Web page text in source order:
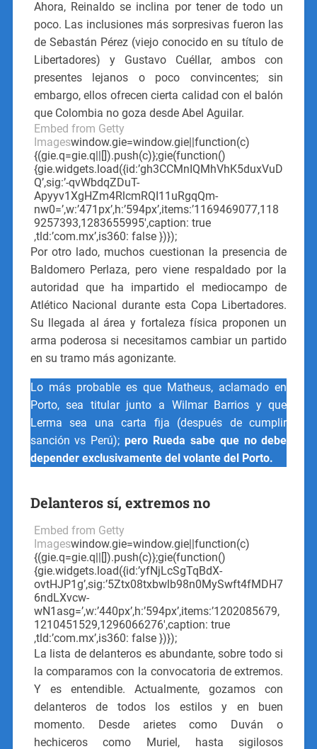
Ahora, Reinaldo se inclina por tener de todo un
poco. Las inclusiones más sorpresivas fueron las
de Sebastán Pérez (viejo conocido en su título de
Libertadores) y Gustavo Cuéllar, ambos con
presentes lejanos o poco convincentes; sin
embargo, ellos ofrecen cierta calidad con el balón
que Colombia no goza desde Abel Aguilar.
Embed from Getty
Imageswindow.gie=window.gie||function(c)
{(gie.q=gie.q||[]).push(c)};gie(function()
{gie.widgets.load({id:’gh3CCMnIQMhVhK5duxVuD
Q’,sig:’-qvWbdqZDuT-
Apyyv1XgHZm4RlcmRQI11uRgqQm-
nw0=’,w:’471px’,h:’594px’,items:’1169469077,118
9257393,1283655995′,caption: true
,tld:’com.mx’,is360: false })});
Por otro lado, muchos cuestionan la presencia de
Baldomero Perlaza, pero viene respaldado por la
autoridad que ha impartido el mediocampo de
Atlético Nacional durante esta Copa Libertadores.
Su llegada al área y fortaleza física proponen un
arma poderosa si necesitamos cambiar un partido
en su tramo más agonizante.
Lo más probable es que Matheus, aclamado en
Porto, sea titular junto a Wilmar Barrios y que
Lerma sea una carta fija (después de cumplir
sanción vs Perú);pero Rueda sabe que no debe
depender exclusivamente del volante del Porto.
Delanteros sí, extremos no
Embed from Getty
Imageswindow.gie=window.gie||function(c)
{(gie.q=gie.q||[]).push(c)};gie(function()
{gie.widgets.load({id:’yfNjLcSgTqBdX-
ovtHJP1g’,sig:’5Ztx08txbwlb98n0MySwft4fMDH7
6ndLXvcw-
wN1asg=’,w:’440px’,h:’594px’,items:’1202085679,
1210451529,1296066276′,caption: true
,tld:’com.mx’,is360: false })});
La lista de delanteros es abundante, sobre todo si
la comparamos con la convocatoria de extremos.
Y es entendible. Actualmente, gozamos con
delanteros de todos los estilos y en buen
momento. Desde arietes como Duván o
hechiceros como Muriel, hasta sigilosos